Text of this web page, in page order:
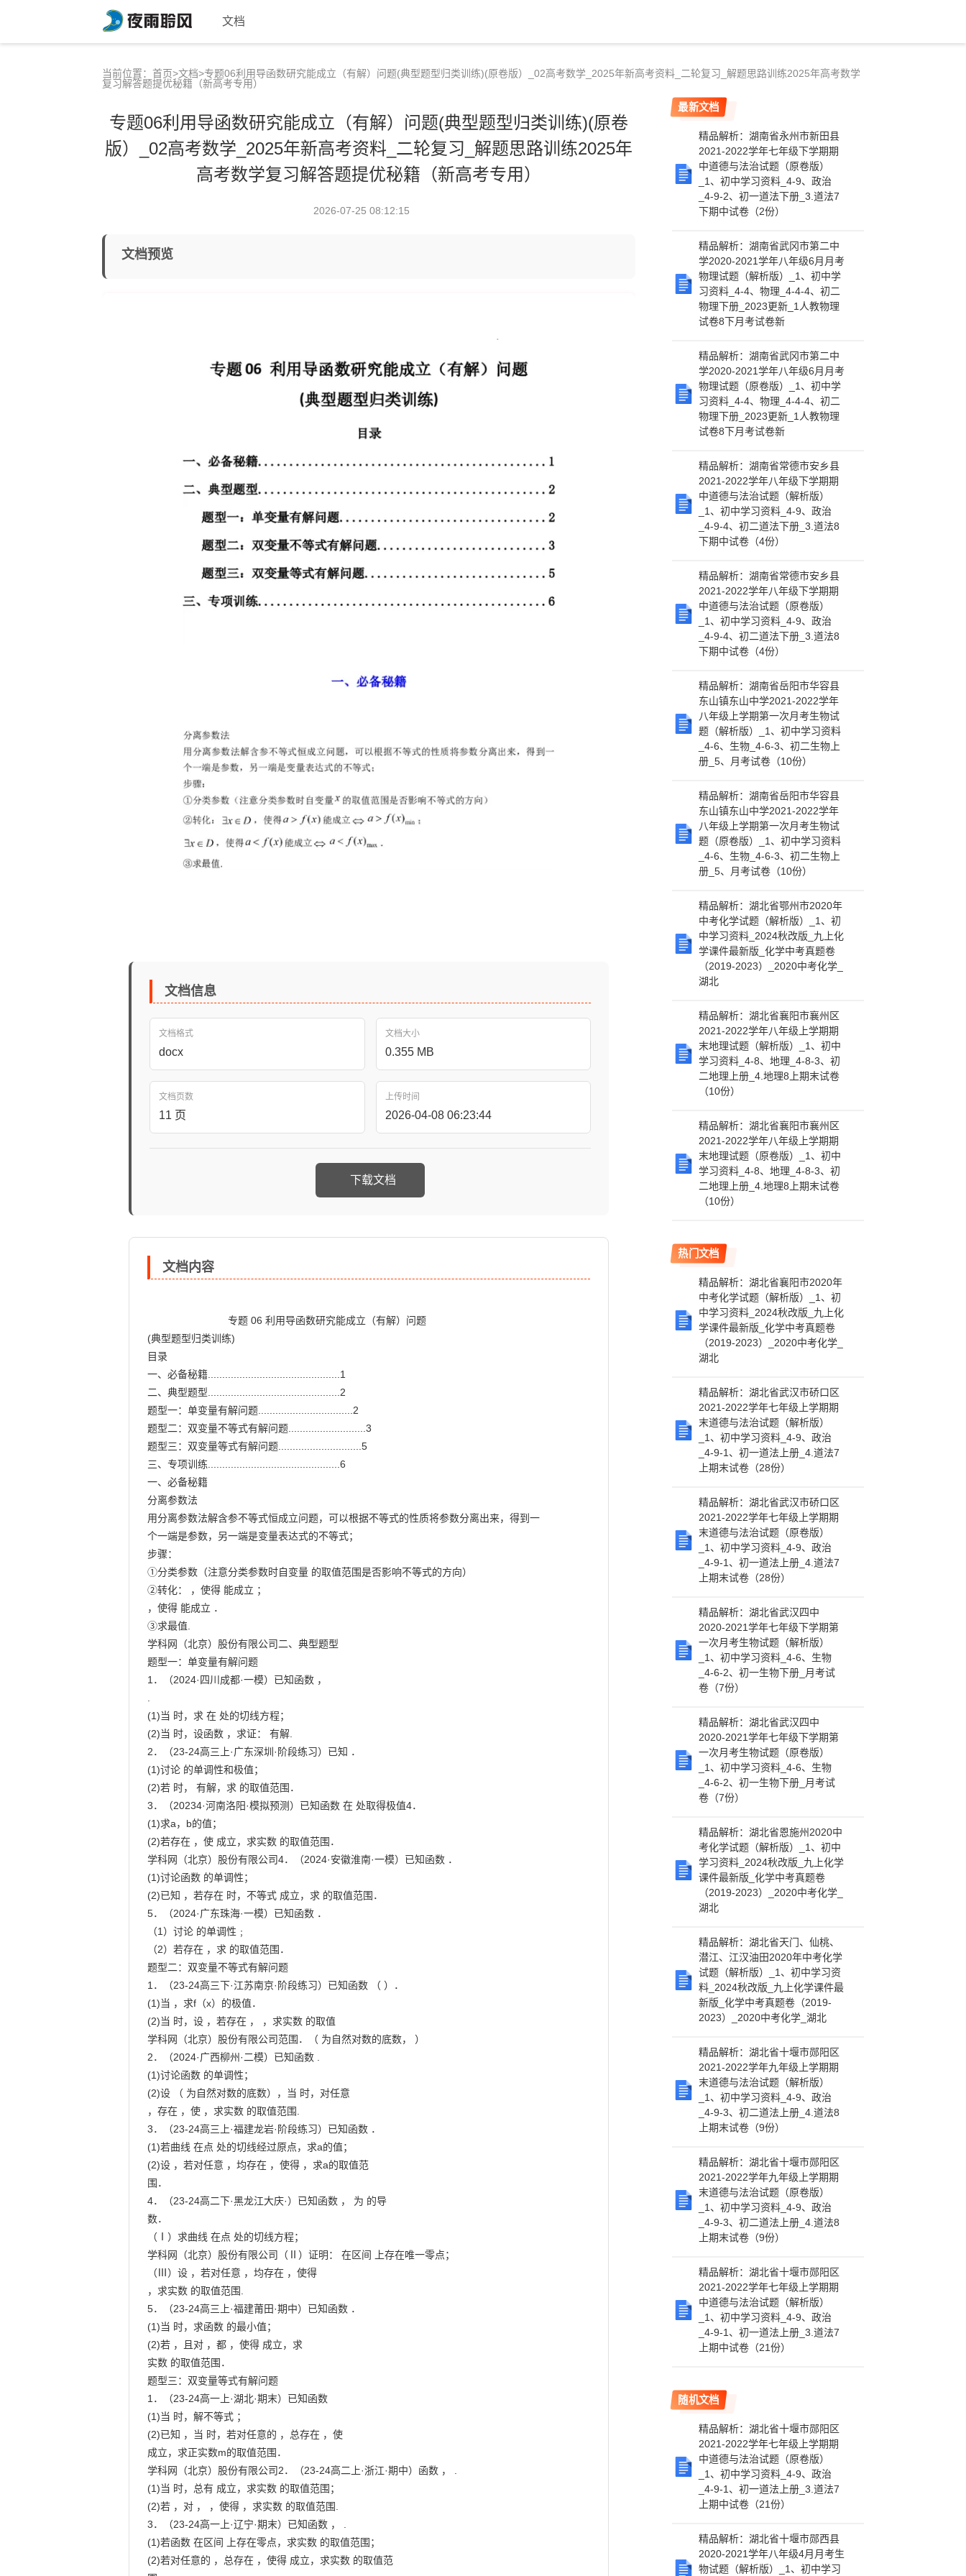
文档
当前位置： 首页>文档>专题06利用导函数研究能成立（有解）问题(典型题型归类训练)(原卷版）_02高考数学_2025年新高考资料_二轮复习_解题思路训练2025年高考数学
复习解答题提优秘籍（新高考专用）
专题06利用导函数研究能成立（有解）问题(典型题型归类训练)(原卷
版）_02高考数学_2025年新高考资料_二轮复习_解题思路训练2025年
高考数学复习解答题提优秘籍（新高考专用）
2026-07-25 08:12:15
文档预览
文档信息
文档格式
docx
文档大小
0.355 MB
文档页数
11 页
上传时间
2026-04-08 06:23:44
下载文档
文档内容
                            专题 06 利用导函数研究能成立（有解）问题
(典型题型归类训练)
目录
一、必备秘籍..............................................1
二、典型题型..............................................2
题型一：单变量有解问题.................................2
题型二：双变量不等式有解问题...........................3
题型三：双变量等式有解问题.............................5
三、专项训练..............................................6
一、必备秘籍
分离参数法
用分离参数法解含参不等式恒成立问题，可以根据不等式的性质将参数分离出来，得到一
个一端是参数，另一端是变量表达式的不等式；
步骤：
①分类参数（注意分类参数时自变量 的取值范围是否影响不等式的方向）
②转化： ，使得 能成立 ；
，使得 能成立 ．
③求最值.
学科网（北京）股份有限公司二、典型题型
题型一：单变量有解问题
1．（2024·四川成都·一模）已知函数 ，
(1)当 时，求 在 处的切线方程；
(2)当 时，设函数 ，求证： 有解.
2．（23-24高三上·广东深圳·阶段练习）已知 ．
(1)讨论 的单调性和极值；
(2)若 时， 有解，求 的取值范围．
3．（20234·河南洛阳·模拟预测）已知函数 在 处取得极值4．
(1)求a，b的值；
(2)若存在 ，使 成立，求实数 的取值范围．
学科网（北京）股份有限公司4．（2024·安徽淮南·一模）已知函数 ．
(1)讨论函数 的单调性；
(2)已知 ，若存在 时，不等式 成立，求 的取值范围．
5．（2024·广东珠海·一模）已知函数 ．
（1）讨论 的单调性﹔
（2）若存在 ，求 的取值范围．
题型二：双变量不等式有解问题
1．（23-24高三下·江苏南京·阶段练习）已知函数 （ ）．
(1)当 ，求f（x）的极值．
(2)当 时，设 ，若存在 ， ，求实数 的取值
学科网（北京）股份有限公司范围．（ 为自然对数的底数， ）
2．（2024·广西柳州·二模）已知函数 .
(1)讨论函数 的单调性；
(2)设 （ 为自然对数的底数），当 时，对任意
，存在 ，使 ，求实数 的取值范围.
3．（23-24高三上·福建龙岩·阶段练习）已知函数 ．
(1)若曲线 在点 处的切线经过原点，求a的值；
(2)设 ，若对任意 ，均存在 ，使得 ，求a的取值范
围．
4．（23-24高二下·黑龙江大庆·）已知函数 ， 为 的导
数．
（Ⅰ）求曲线 在点 处的切线方程；
学科网（北京）股份有限公司（Ⅱ）证明： 在区间 上存在唯一零点；
（Ⅲ）设 ，若对任意 ，均存在 ，使得
，求实数 的取值范围.
5．（23-24高三上·福建莆田·期中）已知函数 ．
(1)当 时，求函数 的最小值；
(2)若 ，且对 ，都 ，使得 成立，求
实数 的取值范围．
题型三：双变量等式有解问题
1．（23-24高一上·湖北·期末）已知函数
(1)当 时，解不等式 ；
(2)已知 ，当 时，若对任意的 ，总存在 ，使
成立，求正实数m的取值范围．
学科网（北京）股份有限公司2．（23-24高二上·浙江·期中）函数 ， .
(1)当 时，总有 成立，求实数 的取值范围；
(2)若 ，对 ， ，使得 ，求实数 的取值范围.
3．（23-24高一上·辽宁·期末）已知函数 ， .
(1)若函数 在区间 上存在零点，求实数 的取值范围；
(2)若对任意的 ，总存在 ，使得 成立，求实数 的取值范
最新文档
精品解析：湖南省永州市新田县
2021-2022学年七年级下学期期
中道德与法治试题（原卷版）
_1、初中学习资料_4-9、政治
_4-9-2、初一道法下册_3.道法7
下期中试卷（2份）
精品解析：湖南省武冈市第二中
学2020-2021学年八年级6月月考
物理试题（解析版）_1、初中学
习资料_4-4、物理_4-4-4、初二
物理下册_2023更新_1人教物理
试卷8下月考试卷新
精品解析：湖南省武冈市第二中
学2020-2021学年八年级6月月考
物理试题（原卷版）_1、初中学
习资料_4-4、物理_4-4-4、初二
物理下册_2023更新_1人教物理
试卷8下月考试卷新
精品解析：湖南省常德市安乡县
2021-2022学年八年级下学期期
中道德与法治试题（解析版）
_1、初中学习资料_4-9、政治
_4-9-4、初二道法下册_3.道法8
下期中试卷（4份）
精品解析：湖南省常德市安乡县
2021-2022学年八年级下学期期
中道德与法治试题（原卷版）
_1、初中学习资料_4-9、政治
_4-9-4、初二道法下册_3.道法8
下期中试卷（4份）
精品解析：湖南省岳阳市华容县
东山镇东山中学2021-2022学年
八年级上学期第一次月考生物试
题（解析版）_1、初中学习资料
_4-6、生物_4-6-3、初二生物上
册_5、月考试卷（10份）
精品解析：湖南省岳阳市华容县
东山镇东山中学2021-2022学年
八年级上学期第一次月考生物试
题（原卷版）_1、初中学习资料
_4-6、生物_4-6-3、初二生物上
册_5、月考试卷（10份）
精品解析：湖北省鄂州市2020年
中考化学试题（解析版）_1、初
中学习资料_2024秋改版_九上化
学课件最新版_化学中考真题卷
（2019-2023）_2020中考化学_
湖北
精品解析：湖北省襄阳市襄州区
2021-2022学年八年级上学期期
末地理试题（解析版）_1、初中
学习资料_4-8、地理_4-8-3、初
二地理上册_4.地理8上期末试卷
（10份）
精品解析：湖北省襄阳市襄州区
2021-2022学年八年级上学期期
末地理试题（原卷版）_1、初中
学习资料_4-8、地理_4-8-3、初
二地理上册_4.地理8上期末试卷
（10份）
热门文档
精品解析：湖北省襄阳市2020年
中考化学试题（解析版）_1、初
中学习资料_2024秋改版_九上化
学课件最新版_化学中考真题卷
（2019-2023）_2020中考化学_
湖北
精品解析：湖北省武汉市硚口区
2021-2022学年七年级上学期期
末道德与法治试题（解析版）
_1、初中学习资料_4-9、政治
_4-9-1、初一道法上册_4.道法7
上期末试卷（28份）
精品解析：湖北省武汉市硚口区
2021-2022学年七年级上学期期
末道德与法治试题（原卷版）
_1、初中学习资料_4-9、政治
_4-9-1、初一道法上册_4.道法7
上期末试卷（28份）
精品解析：湖北省武汉四中
2020-2021学年七年级下学期第
一次月考生物试题（解析版）
_1、初中学习资料_4-6、生物
_4-6-2、初一生物下册_月考试
卷（7份）
精品解析：湖北省武汉四中
2020-2021学年七年级下学期第
一次月考生物试题（原卷版）
_1、初中学习资料_4-6、生物
_4-6-2、初一生物下册_月考试
卷（7份）
精品解析：湖北省恩施州2020中
考化学试题（解析版）_1、初中
学习资料_2024秋改版_九上化学
课件最新版_化学中考真题卷
（2019-2023）_2020中考化学_
湖北
精品解析：湖北省天门、仙桃、
潜江、江汉油田2020年中考化学
试题（解析版）_1、初中学习资
料_2024秋改版_九上化学课件最
新版_化学中考真题卷（2019-
2023）_2020中考化学_湖北
精品解析：湖北省十堰市郧阳区
2021-2022学年九年级上学期期
末道德与法治试题（解析版）
_1、初中学习资料_4-9、政治
_4-9-3、初二道法上册_4.道法8
上期末试卷（9份）
精品解析：湖北省十堰市郧阳区
2021-2022学年九年级上学期期
末道德与法治试题（原卷版）
_1、初中学习资料_4-9、政治
_4-9-3、初二道法上册_4.道法8
上期末试卷（9份）
精品解析：湖北省十堰市郧阳区
2021-2022学年七年级上学期期
中道德与法治试题（解析版）
_1、初中学习资料_4-9、政治
_4-9-1、初一道法上册_3.道法7
上期中试卷（21份）
随机文档
精品解析：湖北省十堰市郧阳区
2021-2022学年七年级上学期期
中道德与法治试题（原卷版）
_1、初中学习资料_4-9、政治
_4-9-1、初一道法上册_3.道法7
上期中试卷（21份）
精品解析：湖北省十堰市郧西县
2020-2021学年八年级4月月考生
物试题（解析版）_1、初中学习